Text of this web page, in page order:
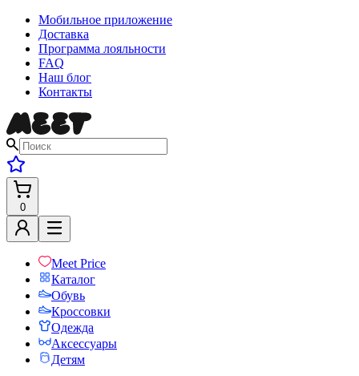
Мобильное приложение
Доставка
Программа лояльности
FAQ
Наш блог
Контакты
0
Meet Price
Каталог
Обувь
Кроссовки
Одежда
Аксессуары
Детям